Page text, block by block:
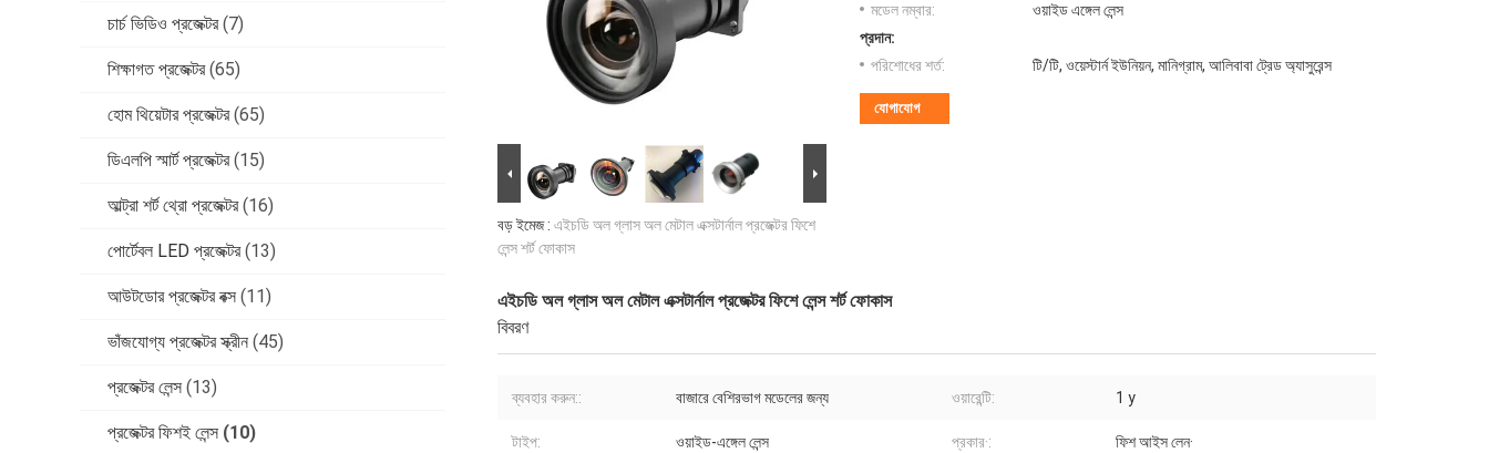
চার্চ ভিডিও প্রজেক্টর (7)
শিক্ষাগত প্রজেক্টর (65)
হোম থিয়েটার প্রজেক্টর (65)
ডিএলপি স্মার্ট প্রজেক্টর (15)
আল্ট্রা শর্ট থ্রো প্রজেক্টর (16)
পোর্টেবল LED প্রজেক্টর (13)
আউটডোর প্রজেক্টর বক্স (11)
ভাঁজযোগ্য প্রজেক্টর স্ক্রীন (45)
প্রজেক্টর লেন্স (13)
প্রজেক্টর ফিশই লেন্স (10)
বড় ইমেজ : এইচডি অল গ্লাস অল মেটাল এক্সটার্নাল প্রজেক্টর ফিশে
লেন্স শর্ট ফোকাস
মডেল নম্বার:
ওয়াইড এঙ্গেল লেন্স
প্রদান:
পরিশোধের শর্ত:
টি/টি, ওয়েস্টার্ন ইউনিয়ন, মানিগ্রাম, আলিবাবা ট্রেড অ্যাসুরেন্স
যোগাযোগ
এইচডি অল গ্লাস অল মেটাল এক্সটার্নাল প্রজেক্টর ফিশে লেন্স শর্ট ফোকাস
বিবরণ
ব্যবহার করুন:: বাজারে বেশিরভাগ মডেলের জন্য ওয়ারেন্টি: 1 y
টাইপ: ওয়াইড-এঙ্গেল লেন্স প্রকার·: ফিশ আইস লেন·